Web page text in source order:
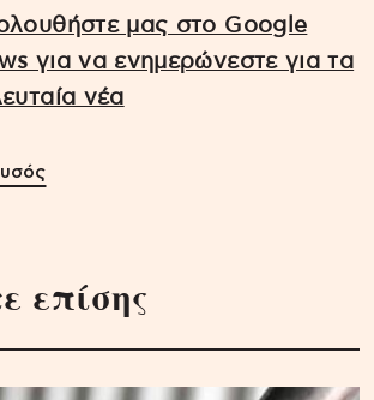
μας στο Google
για να ενημερώνεστε για τα
νέα
επίσης